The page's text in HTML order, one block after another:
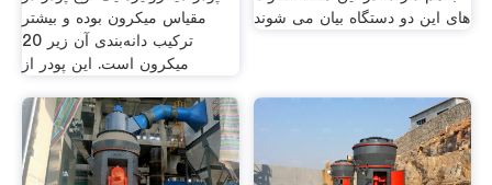
مقیاس میکرون بوده و بیشتر
ترکیب دانه‌بندی آن زیر 20
میکرون است. این پودر از
های این دو دستگاه بیان می شوند